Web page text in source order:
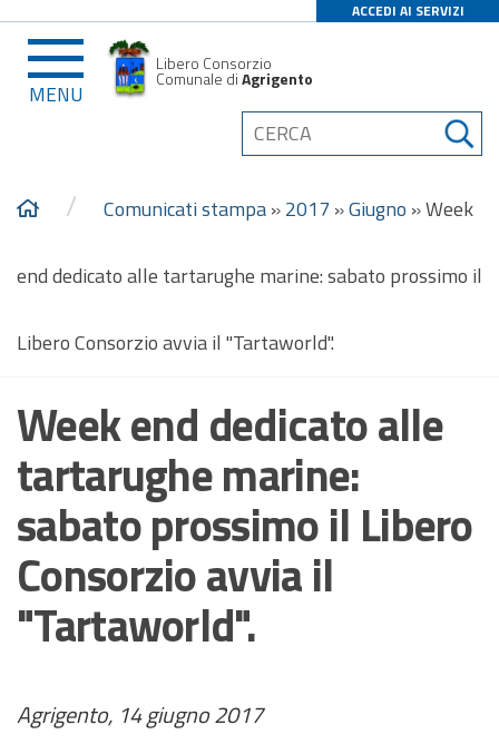
ACCEDI AI SERVIZI
MENU
Libero Consorzio
Comunale diAgrigento
/ Comunicati stampa»2017»Giugno »Week
end dedicato alle tartarughe marine: sabato prossimo il
Libero Consorzio avvia il "Tartaworld".
Week end dedicato alle
tartarughe marine:
sabato prossimo il Libero
Consorzio avvia il
"Tartaworld".
Agrigento, 14 giugno 2017